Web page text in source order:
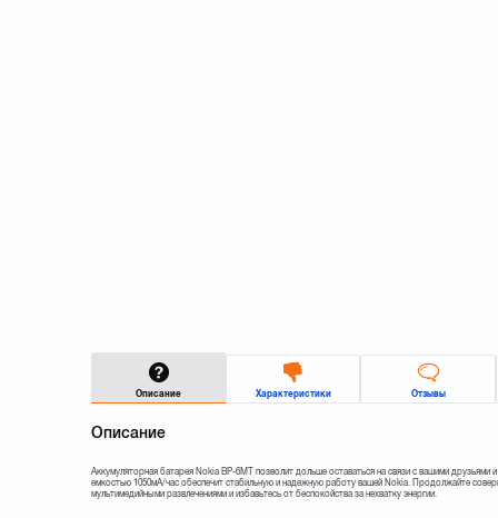
Описание Характеристики Отзывы
Описание
Аккумуляторная батарея Nokia BP-6MT позволит дольше оставаться на связи с вашими
емкостью 1050мА/час обеспечит стабильную и надежную работу вашей Nokia. Продолжайте
мультимедийными развлечениями и избавьтесь от беспокойства за нехватку энергии.